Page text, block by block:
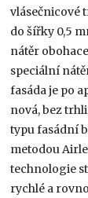
vlásečnicové
do šířky 0,5
nátěr
speciální
fasáda je po
nová, bez
typu fasádní
metodou
technologie
rychlé a